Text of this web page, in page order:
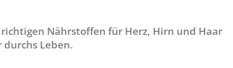
Nährstoffen für Herz, Hirn und Haar
Leben.